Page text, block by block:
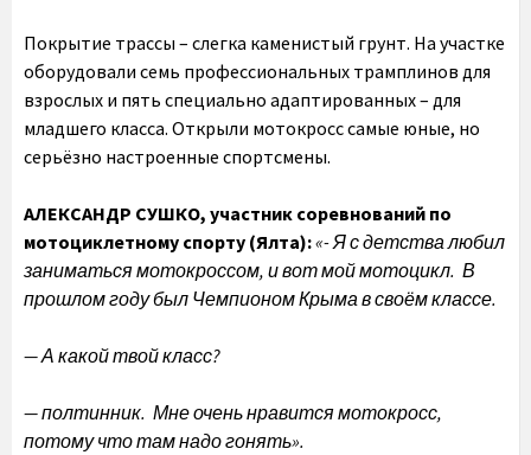
Покрытие трассы – слегка каменистый грунт. На участке
оборудовали семь профессиональных трамплинов для
взрослых и пять специально адаптированных – для
младшего класса. Открыли мотокросс самые юные, но
серьёзно настроенные спортсмены.
АЛЕКСАНДР СУШКО, участник соревнований по
мотоциклетному спорту (Ялта):«- Я с детства любил
заниматься мотокроссом, и вот мой мотоцикл. В
прошлом году был Чемпионом Крыма в своём классе.
— А какой твой класс?
— полтинник. Мне очень нравится мотокросс,
потому что там надо гонять».